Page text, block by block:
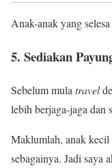
Anak-anak yang
5. Sediakan
Sebelum mula travel
lebih berjaga-jaga dan
Maklumlah, anak kecil
sebagainya. Jadi saya